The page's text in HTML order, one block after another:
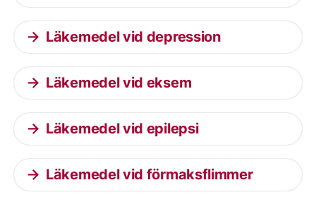
Läkemedel vid depression
Läkemedel vid eksem
Läkemedel vid epilepsi
Läkemedel vid förmaksflimmer